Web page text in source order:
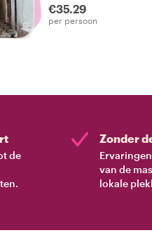
€35.29
per persoon
de
Zonder
van de
lokale